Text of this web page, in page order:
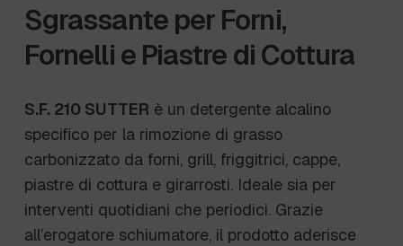
Sgrassante per Forni,
Fornelli e Piastre di Cottura
S.F. 210 SUTTER è un detergente alcalino
specifico per la rimozione di grasso
carbonizzato da forni, grill, friggitrici, cappe,
piastre di cottura e girarrosti. Ideale sia per
interventi quotidiani che periodici. Grazie
all’erogatore schiumatore, il prodotto aderisce